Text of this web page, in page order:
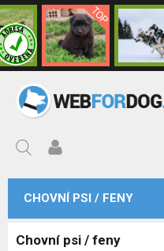
CHOVNÍ PSI / FENY
Chovní psi / feny